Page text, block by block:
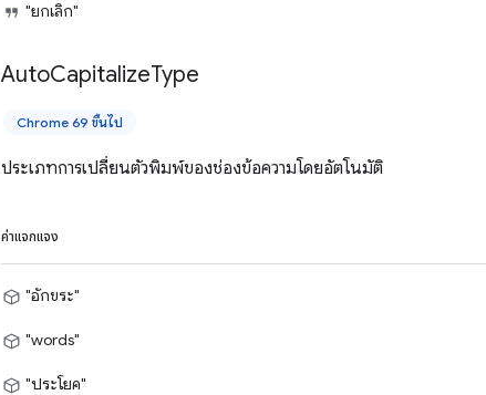
"ยกเลิก"
AutoCapitalizeType
Chrome 69 ขึ้นไป
ประเภทการเปลี่ยนตัวพิมพ์ของช่องข้อความโดยอัตโนมัติ
ค่าแจกแจง
"อักขระ"
"words"
"ประโยค"